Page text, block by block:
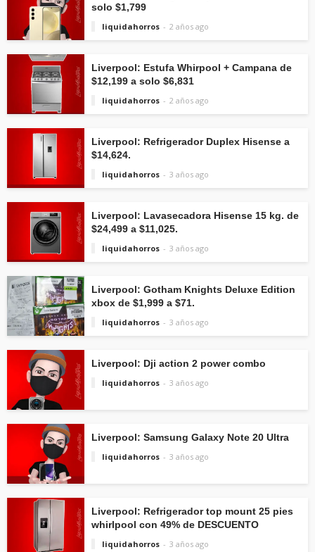
solo $1,799
liquidahorros
2 años ago
Liverpool: Estufa Whirpool + Campana de
$12,199 a solo $6,831
liquidahorros
2 años ago
Liverpool: Refrigerador Duplex Hisense a
$14,624.
liquidahorros
3 años ago
Liverpool: Lavasecadora Hisense 15 kg. de
$24,499 a $11,025.
liquidahorros
3 años ago
Liverpool: Gotham Knights Deluxe Edition
xbox de $1,999 a $71.
liquidahorros
3 años ago
Liverpool: Dji action 2 power combo
liquidahorros
3 años ago
Liverpool: Samsung Galaxy Note 20 Ultra
liquidahorros
3 años ago
Liverpool: Refrigerador top mount 25 pies
whirlpool con 49% de DESCUENTO
liquidahorros
3 años ago